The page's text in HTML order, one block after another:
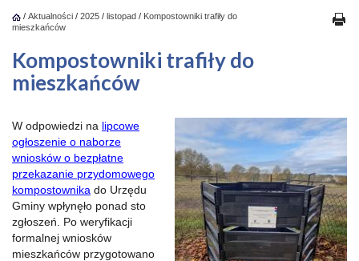
/ Aktualności / 2025 / listopad / Kompostowniki trafiły do
mieszkańców
Kompostowniki trafiły do
mieszkańców
W odpowiedzi na lipcowe
ogłoszenie o naborze
wniosków o bezpłatne
przekazanie przydomowego
kompostownika do Urzędu
Gminy wpłynęło ponad sto
zgłoszeń. Po weryfikacji
formalnej wniosków
mieszkańców przygotowano